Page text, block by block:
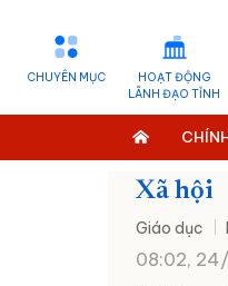
CHUYÊN MỤC
HOẠT ĐỘNG
LÃNH ĐẠO TỈNH
Xã hội
Giáo dục
08:02,